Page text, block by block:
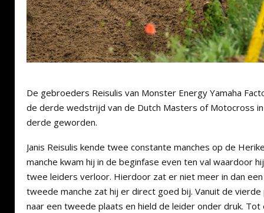
De gebroeders Reisulis van Monster Energy Yamaha
de derde wedstrijd van de Dutch Masters of Motocross
derde geworden.
Janis Reisulis kende twee constante manches op de
manche kwam hij in de beginfase even ten val waardoor
twee leiders verloor. Hierdoor zat er niet meer in dan
tweede manche zat hij er direct goed bij. Vanuit de
naar een tweede plaats en hield de leider onder druk. Tot